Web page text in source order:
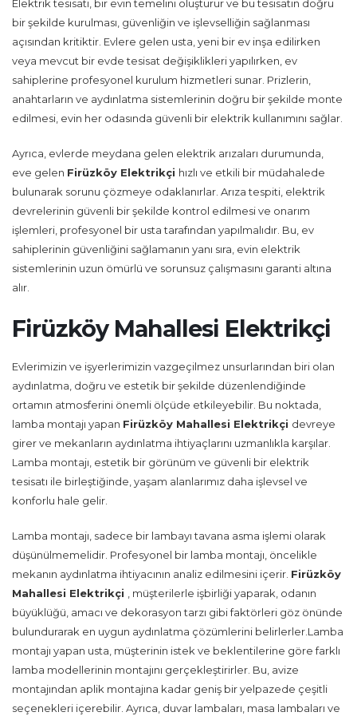
Elektrik tesisatı, bir evin temelini oluşturur ve bu tesisatın doğru
bir şekilde kurulması, güvenliğin ve işlevselliğin sağlanması
açısından kritiktir. Evlere gelen usta, yeni bir ev inşa edilirken
veya mevcut bir evde tesisat değişiklikleri yapılırken, ev
sahiplerine profesyonel kurulum hizmetleri sunar. Prizlerin,
anahtarların ve aydınlatma sistemlerinin doğru bir şekilde monte
edilmesi, evin her odasında güvenli bir elektrik kullanımını sağlar.
Ayrıca, evlerde meydana gelen elektrik arızaları durumunda,
eve gelen Firüzköy Elektrikçi hızlı ve etkili bir müdahalede
bulunarak sorunu çözmeye odaklanırlar. Arıza tespiti, elektrik
devrelerinin güvenli bir şekilde kontrol edilmesi ve onarım
işlemleri, profesyonel bir usta tarafından yapılmalıdır. Bu, ev
sahiplerinin güvenliğini sağlamanın yanı sıra, evin elektrik
sistemlerinin uzun ömürlü ve sorunsuz çalışmasını garanti altına
alır.
Firüzköy Mahallesi Elektrikçi
Evlerimizin ve işyerlerimizin vazgeçilmez unsurlarından biri olan
aydınlatma, doğru ve estetik bir şekilde düzenlendiğinde
ortamın atmosferini önemli ölçüde etkileyebilir. Bu noktada,
lamba montajı yapan Firüzköy Mahallesi Elektrikçi devreye
girer ve mekanların aydınlatma ihtiyaçlarını uzmanlıkla karşılar.
Lamba montajı, estetik bir görünüm ve güvenli bir elektrik
tesisatı ile birleştiğinde, yaşam alanlarımız daha işlevsel ve
konforlu hale gelir.
Lamba montajı, sadece bir lambayı tavana asma işlemi olarak
düşünülmemelidir. Profesyonel bir lamba montajı, öncelikle
mekanın aydınlatma ihtiyacının analiz edilmesini içerir. Firüzköy
Mahallesi Elektrikçi
, müşterilerle işbirliği yaparak, odanın
büyüklüğü, amacı ve dekorasyon tarzı gibi faktörleri göz önünde
bulundurarak en uygun aydınlatma çözümlerini belirlerler.Lamba
montajı yapan usta, müşterinin istek ve beklentilerine göre farklı
lamba modellerinin montajını gerçekleştirirler. Bu, avize
montajından aplik montajına kadar geniş bir yelpazede çeşitli
seçenekleri içerebilir. Ayrıca, duvar lambaları, masa lambaları ve